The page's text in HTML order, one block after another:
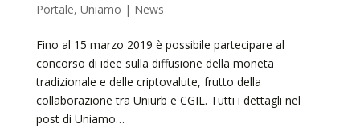
Portale, Uniamo | News
Fino al 15 marzo 2019 è possibile partecipare al
concorso di idee sulla diffusione della moneta
tradizionale e delle criptovalute, frutto della
collaborazione tra Uniurb e CGIL. Tutti i dettagli nel
post di Uniamo…